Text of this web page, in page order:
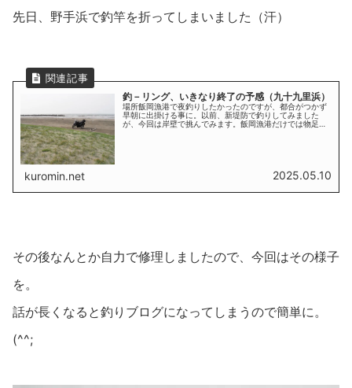
先日、野手浜で釣竿を折ってしまいました（汗）
釣－リング、いきなり終了の予感（九十九里浜）
場所飯岡漁港で夜釣りしたかったのですが、都合がつかず
早朝に出掛ける事に。以前、新堤防で釣りしてみました
が、今回は岸壁で挑んでみます。飯岡漁港だけでは物足り
kuromin.net 2025.05.10
その後なんとか自力で修理しましたので、今回はその様子
を。
話が長くなると釣りブログになってしまうので簡単に。
(^^;